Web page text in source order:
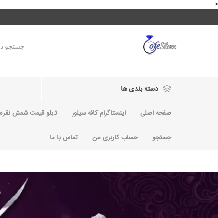
<
دسته بندی ها
صفحه اصلی اینستاگرام کافه سیلور تابلو قیمت شمش نقره
جستجو حساب کاربری من تماس با ما